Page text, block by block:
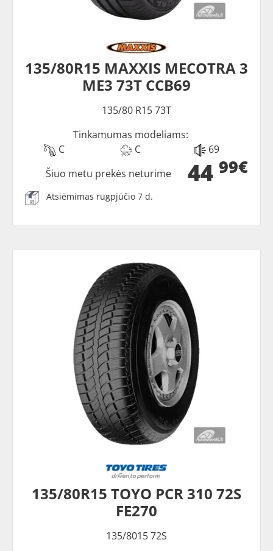
135/80R15 MAXXIS MECOTRA 3
ME3 73T CCB69
135/80 R15 73T
Tinkamumas modeliams:
C
C 69
44 99€
Šiuo metu prekės neturime
Atsiėmimas rugpjūčio 7 d.
135/80R15 TOYO PCR 310 72S
FE270
135/8015 72S